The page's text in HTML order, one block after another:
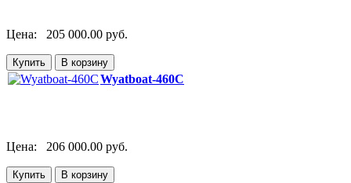
Цена: 205 000.00 руб.
Wyatboat-460C
Цена: 206 000.00 руб.